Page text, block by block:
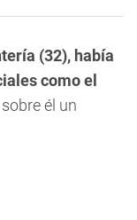
(32), había
como el
él un